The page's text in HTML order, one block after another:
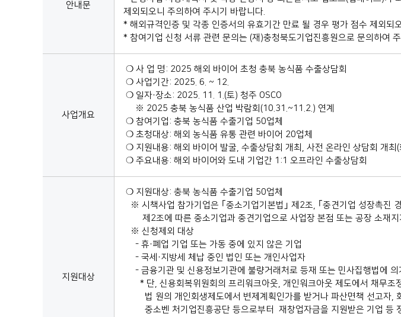
안내문
제외되오니 주의하여 주시기 바랍니다.
* 해외규격인증 및 각종 인증서의 유효기간 만료 될 경우 평가 점수 제외되
* 참여기업 신청 서류 관련 문의는 (재)충청북도기업진흥원으로 문의하여
사업개요
❍ 사 업 명: 2025 해외 바이어 초청 충북 농식품 수출상담회
❍ 사업기간: 2025. 6. ~ 12.
❍ 일자·장소: 2025. 11. 1.(토) 청주 OSCO
※ 2025 충북 농식품 산업 박람회(10.31.~11.2.) 연계
❍ 참여기업: 충북 농식품 수출기업 50업체
❍ 초청대상: 해외 농식품 유통 관련 바이어 20업체
❍ 지원내용: 해외 바이어 발굴, 수출상담회 개최, 사전 온라인 상담회 개최
❍ 주요내용: 해외 바이어와 도내 기업간 1:1 오프라인 수출상담회
지원대상
❍ 지원대상: 충북 농식품 수출기업 50업체
※ 시책사업 참가기업은 ｢중소기업기본법｣ 제2조, ｢중견기업 성장촉진
제2조에 따른 중소기업과 중견기업으로 사업장 본점 또는 공장 소재지
※ 신청제외 대상
- 휴·폐업 기업 또는 가동 중에 있지 않은 기업
- 국세·지방세 체납 중인 법인 또는 개인사업자
- 금융기관 및 신용정보기관에 불량거래처로 등재 또는 민사집행법에
* 단, 신용회복위원회의 프리워크아웃, 개인워크아웃 제도에서 채무조
법 원의 개인회생제도에서 변제계획인가를 받거나 파산면책 선고자,
중소벤 처기업진흥공단 등으로부터 재창업자금을 지원받은 기업 등